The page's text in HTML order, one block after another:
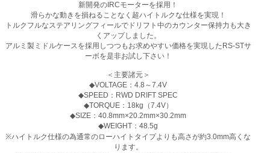
新開発のIRCモーターを採用！
滑らかな動きを損ねることなく超ハイトルクな仕様を実現！
トルクフルなステアリングフィールでドリフト中のカウンター保持力も大き
くアップしました。
アルミ製ミドルケースを採用しつつもお求めやすい価格を実現したRS-STサ
ーボを是非お試し下さい！
＜主要諸元＞
◆VOLTAGE：4.8～7.4V
◆SPEED：RWD DRIFT SPEC
◆TORQUE：18kg（7.4V）
◆SIZE：40.8mm×20.2mm×30.2mm
◆WEIGHT：48.5g
※ハイトルク仕様の為通常のローハイトタイプよりも高さが約3.0mm高くな
ります。